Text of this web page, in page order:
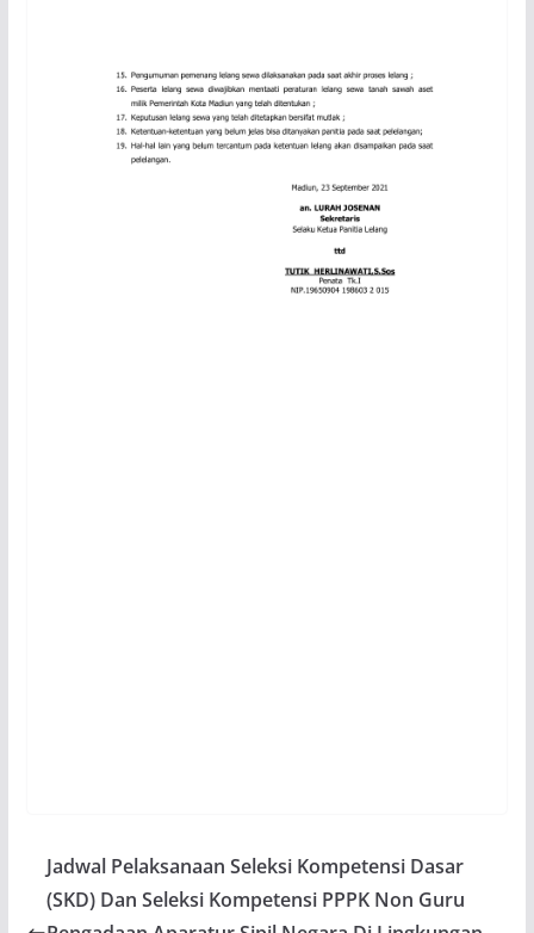
Jadwal Pelaksanaan Seleksi Kompetensi Dasar
(SKD) Dan Seleksi Kompetensi PPPK Non Guru